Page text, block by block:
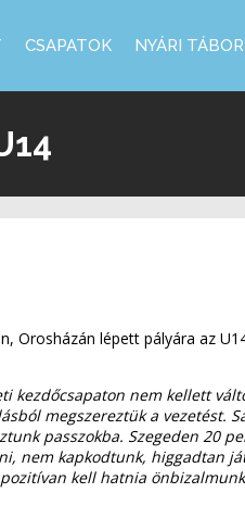
CSAPATOK NYÁRI TÁBOR
Orosházán lépett pályára az
nem kellett
megszereztük a vezetést.
passzokba. Szegeden 20
nem kapkodtunk, higgadtan
kell hatnia